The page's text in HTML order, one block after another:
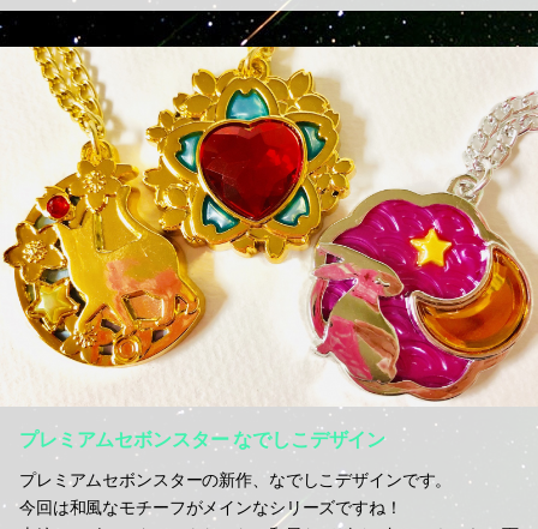
プレミアムセボンスター なでしこデザイン
プレミアムセボンスターの新作、なでしこデザインです。
今回は和風なモチーフがメインなシリーズですね！